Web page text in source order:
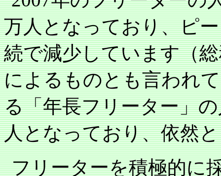
万人となっており、ピ
続で減少しています（
によるものとも言われ
る「年長フリーター」
人となっており、依然
フリーターを積極的に